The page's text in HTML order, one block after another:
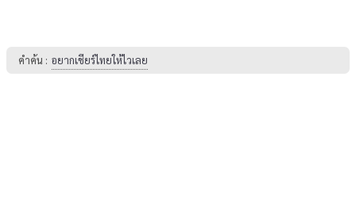
คำค้น : อยากเชียร์ไทยให้ไวเลย